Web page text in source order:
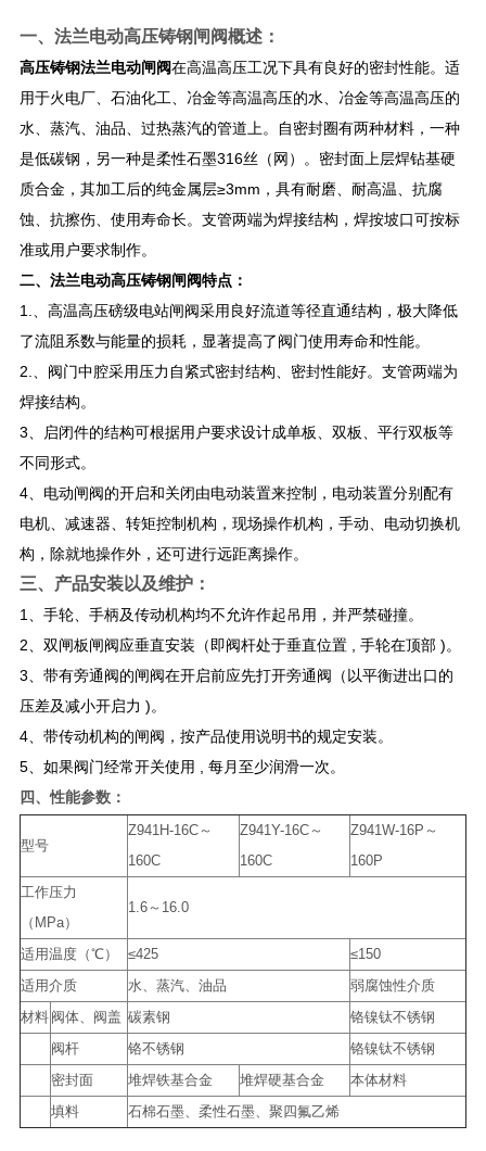
一、 法兰电动高压铸钢闸阀概述：
高压铸钢法兰电动闸阀在高温高压工况下具有良好的密封性能。适
用于火电厂、石油化工、冶金等高温高压的水、冶金等高温高压的
水、蒸汽、油品、过热蒸汽的管道上。自密封圈有两种材料，一种
是低碳钢，另一种是柔性石墨316丝（网）。密封面上层焊钻基硬
质合金，其加工后的纯金属层≥3mm，具有耐磨、耐高温、抗腐
蚀、抗擦伤、使用寿命长。支管两端为焊接结构，焊按坡口可按标
准或用户要求制作。
二、​ 法兰电动高压铸钢闸阀特点：
1.、高温高压磅级电站闸阀采用良好流道等径直通结构，极大降低
了流阻系数与能量的损耗，显著提高了阀门使用寿命和性能。
2.、阀门中腔采用压力自紧式密封结构、密封性能好。支管两端为
焊接结构。
3、启闭件的结构可根据用户要求设计成单板、双板、平行双板等
不同形式。
4、电动闸阀的开启和关闭由电动装置来控制，电动装置分别配有
电机、减速器、转矩控制机构，现场操作机构，手动、电动切换机
构，除就地操作外，还可进行远距离操作。
三、产品安装以及维护：
1、手轮、手柄及传动机构均不允许作起吊用，并严禁碰撞。
2、双闸板闸阀应垂直安装（即阀杆处于垂直位置 , 手轮在顶部 )。
3、带有旁通阀的闸阀在开启前应先打开旁通阀（以平衡进出口的
压差及减小开启力 )。
4、带传动机构的闸阀，按产品使用说明书的规定安装。
5、如果阀门经常开关使用 , 每月至少润滑一次。
四、性能参数：
型号
Z941H-16C～
160C
Z941Y-16C～
160C
Z941W-16P～
160P
工作压力
（MPa）
1.6～16.0
适用温度（℃） ≤425
≤150
适用介质
水、蒸汽、油品
弱腐蚀性介质
材料 阀体、阀盖 碳素钢
铬镍钛不锈钢
阀杆
铬不锈钢
铬镍钛不锈钢
密封面
堆焊铁基合金 堆焊硬基合金
本体材料
填料
石棉石墨、柔性石墨、聚四氟乙烯